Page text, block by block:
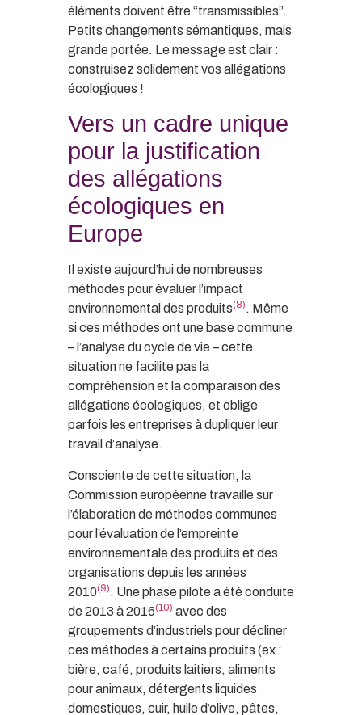
éléments doivent être “transmissibles”.
Petits changements sémantiques, mais
grande portée. Le message est clair :
construisez solidement vos allégations
écologiques !
Vers un cadre unique
pour la justification
des allégations
écologiques en
Europe
Il existe aujourd’hui de nombreuses
méthodes pour évaluer l’impact
environnemental des produits(8). Même
si ces méthodes ont une base commune
– l’analyse du cycle de vie – cette
situation ne facilite pas la
compréhension et la comparaison des
allégations écologiques, et oblige
parfois les entreprises à dupliquer leur
travail d’analyse.
Consciente de cette situation, la
Commission européenne travaille sur
l’élaboration de méthodes communes
pour l’évaluation de l’empreinte
environnementale des produits et des
organisations depuis les années
2010(9) . Une phase pilote a été conduite
de 2013 à 2016(10) avec des
groupements d’industriels pour décliner
ces méthodes à certains produits (ex :
bière, café, produits laitiers, aliments
pour animaux, détergents liquides
domestiques, cuir, huile d’olive, pâtes,